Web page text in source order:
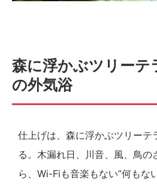
森に浮かぶツリーテ
の外気浴
仕上げは、森に浮かぶツリーテ
る。木漏れ日、川音、風、鳥の
ら、Wi-Fiも音楽もない”何もな